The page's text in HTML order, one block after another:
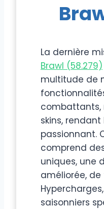
La dernière
Brawl (58.279)
multitude de
combattants,
skins,
passionnant.
comprend
uniques, une
améliorée,
saisonniers